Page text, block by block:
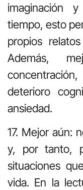
imaginación
tiempo, esto
propios
Además,
deterioro
ansiedad.
17. Mejor aún:
y, por tanto,
situaciones
vida. En la